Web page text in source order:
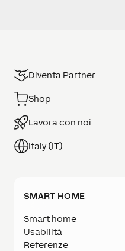
Diventa Partner
Shop
Lavora con noi
Italy (IT)
SMART HOME
Smart home
Usabilità
Referenze